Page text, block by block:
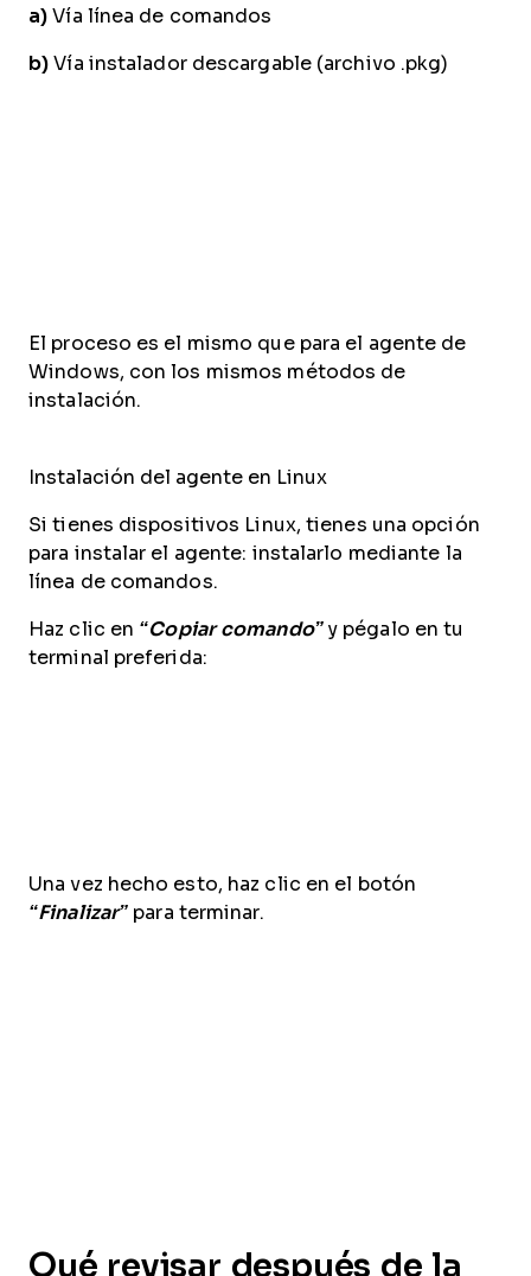
a)Vía línea de comandos
b)Vía instalador descargable (archivo .pkg)
El proceso es el mismo que para el agente de
Windows, con los mismos métodos de
instalación.
Instalación del agente en Linux
Si tienes dispositivos Linux, tienes una opción
para instalar el agente: instalarlo mediante la
línea de comandos.
Haz clic en “Copiar comando”y pégalo en tu
terminal preferida:
Una vez hecho esto, haz clic en el botón
“Finalizar” para terminar.
Qué revisar después de la